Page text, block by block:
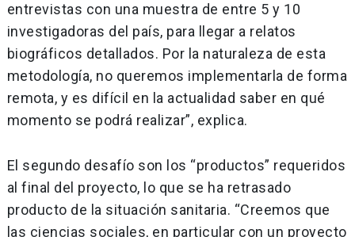
entrevistas con una muestra de entre 5 y 10
investigadoras del país, para llegar a relatos
biográficos detallados. Por la naturaleza de esta
metodología, no queremos implementarla de forma
remota, y es difícil en la actualidad saber en qué
momento se podrá realizar”, explica.
El segundo desafío son los “productos” requeridos
al final del proyecto, lo que se ha retrasado
producto de la situación sanitaria. “Creemos que
las ciencias sociales, en particular con un proyecto